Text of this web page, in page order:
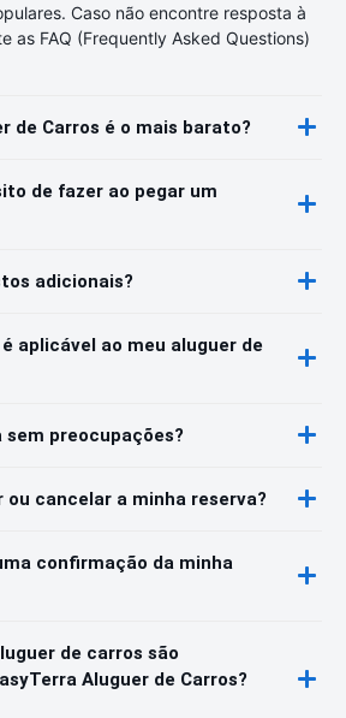
Caso não encontre resposta à
as FAQ (Frequently Asked Questions)
de Carros é o mais barato?
de fazer ao pegar um
adicionais?
aplicável ao meu aluguer de
sem preocupações?
ou cancelar a minha reserva?
confirmação da minha
de carros são
Aluguer de Carros?